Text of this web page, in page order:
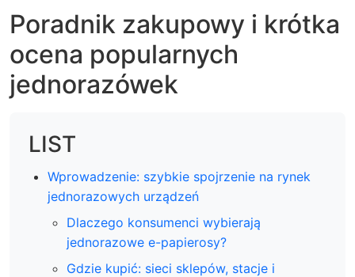
Poradnik zakupowy i krótka
ocena popularnych
jednorazówek
LIST
Wprowadzenie: szybkie spojrzenie na rynek
jednorazowych urządzeń
Dlaczego konsumenci wybierają
jednorazowe e-papierosy?
Gdzie kupić: sieci sklepów, stacje i